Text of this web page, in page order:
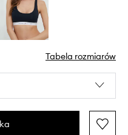
Tabela rozmiarów